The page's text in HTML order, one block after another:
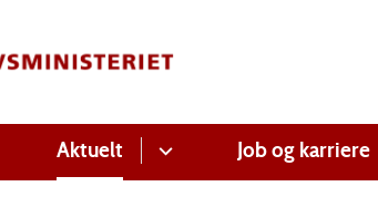
Aktuelt Job og karriere